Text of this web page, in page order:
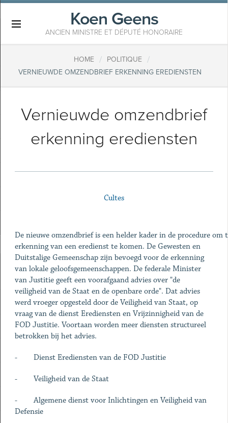
Koen Geens
ANCIEN MINISTRE ET DÉPUTÉ HONORAIRE
HOME / POLITIQUE /
VERNIEUWDE OMZENDBRIEF ERKENNING EREDIENSTEN
Vernieuwde omzendbrief
erkenning erediensten
Cultes
De nieuwe omzendbrief is een helder kader in de procedure om
erkenning van een eredienst te komen. De Gewesten en
Duitstalige Gemeenschap zijn bevoegd voor de erkenning
van lokale geloofsgemeenschappen. De federale Minister
van Justitie geeft een voorafgaand advies over "de
veiligheid van de Staat en de openbare orde". Dat advies
werd vroeger opgesteld door de Veiligheid van Staat, op
vraag van de dienst Erediensten en Vrijzinnigheid van de
FOD Justitie. Voortaan worden meer diensten structureel
betrokken bij het advies.
- Dienst Erediensten van de FOD Justitie
- Veiligheid van de Staat
- Algemene dienst voor Inlichtingen en Veiligheid van
Defensie